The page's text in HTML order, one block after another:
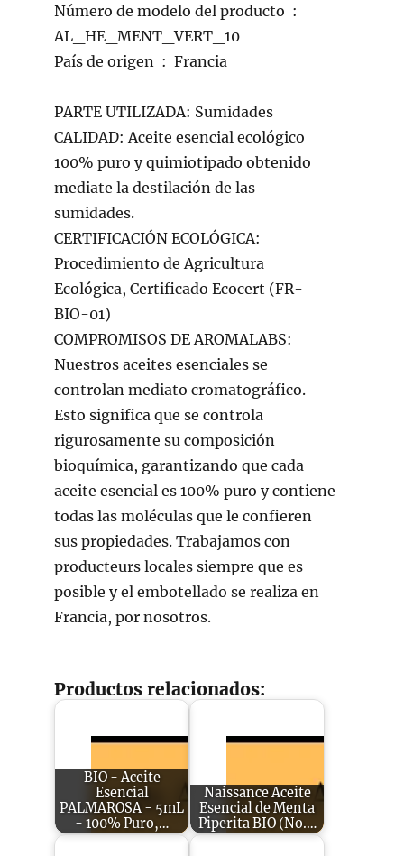
Número de modelo del producto ‏ : ‎
AL_HE_MENT_VERT_10
País de origen ‏ : ‎ Francia
PARTE UTILIZADA: Sumidades
CALIDAD: Aceite esencial ecológico
100% puro y quimiotipado obtenido
mediate la destilación de las
sumidades.
CERTIFICACIÓN ECOLÓGICA:
Procedimiento de Agricultura
Ecológica, Certificado Ecocert (FR-
BIO-01)
COMPROMISOS DE AROMALABS:
Nuestros aceites esenciales se
controlan mediato cromatográfico.
Esto significa que se controla
rigurosamente su composición
bioquímica, garantizando que cada
aceite esencial es 100% puro y contiene
todas las moléculas que le confieren
sus propiedades. Trabajamos con
producteurs locales siempre que es
posible y el embotellado se realiza en
Francia, por nosotros.
Productos relacionados:
BIO - Aceite
Esencial
PALMAROSA - 5mL
- 100% Puro,…
Naissance Aceite
Esencial de Menta
Piperita BIO (No.…